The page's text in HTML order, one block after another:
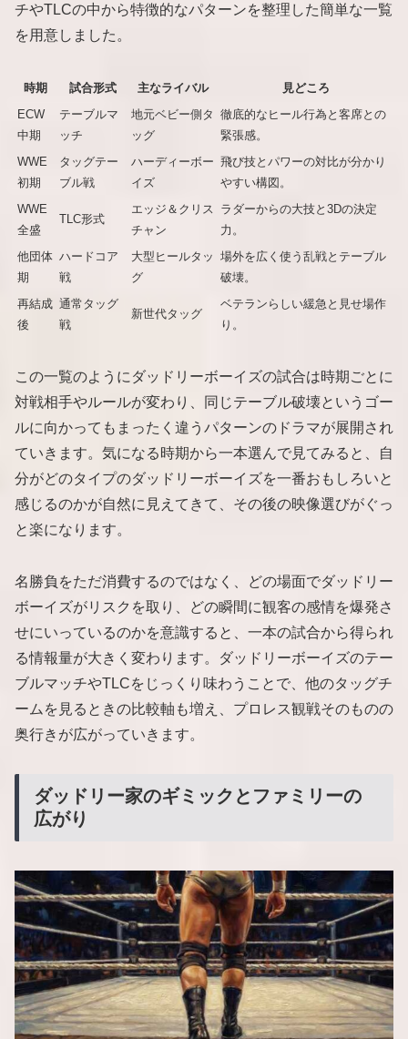
チやTLCの中から特徴的なパターンを整理した簡単な一覧
を用意しました。
時期 試合形式 主なライバル
見どころ
ECW
中期
テーブルマ
ッチ
地元ベビー側タ
ッグ
徹底的なヒール行為と客席との
緊張感。
WWE
初期
タッグテー
ブル戦
ハーディーボー
イズ
飛び技とパワーの対比が分かり
やすい構図。
WWE
全盛
TLC形式
エッジ＆クリス
チャン
ラダーからの大技と3Dの決定
力。
他団体
期
ハードコア
戦
大型ヒールタッ
グ
場外を広く使う乱戦とテーブル
破壊。
再結成
後
通常タッグ
戦
新世代タッグ
ベテランらしい緩急と見せ場作
り。
この一覧のようにダッドリーボーイズの試合は時期ごとに
対戦相手やルールが変わり、同じテーブル破壊というゴー
ルに向かってもまったく違うパターンのドラマが展開され
ていきます。気になる時期から一本選んで見てみると、自
分がどのタイプのダッドリーボーイズを一番おもしろいと
感じるのかが自然に見えてきて、その後の映像選びがぐっ
と楽になります。
名勝負をただ消費するのではなく、どの場面でダッドリー
ボーイズがリスクを取り、どの瞬間に観客の感情を爆発さ
せにいっているのかを意識すると、一本の試合から得られ
る情報量が大きく変わります。ダッドリーボーイズのテー
ブルマッチやTLCをじっくり味わうことで、他のタッグチ
ームを見るときの比較軸も増え、プロレス観戦そのものの
奥行きが広がっていきます。
ダッドリー家のギミックとファミリーの
広がり